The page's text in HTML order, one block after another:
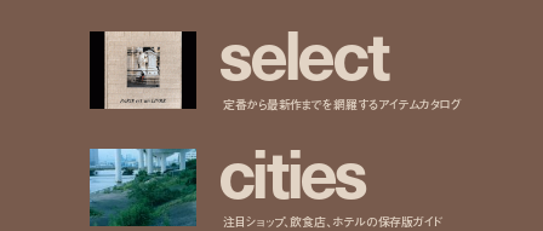
select
定番から最新作までを網羅するアイテムカタログ
cities
注目ショップ、飲食店、ホテルの保存版ガイド